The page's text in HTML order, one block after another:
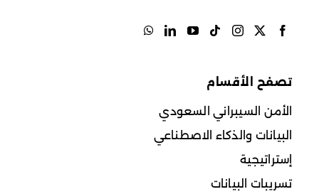
تصفح الأقسام
الأمن السيبراني السعودي
البيانات والذكاء الاصطناعي
إستراتيجية
تسريبات البيانات